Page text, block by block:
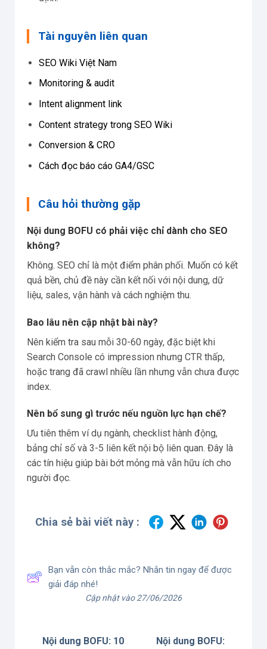
Tài nguyên liên quan
SEO Wiki Việt Nam
Monitoring & audit
Intent alignment link
Content strategy trong SEO Wiki
Conversion & CRO
Cách đọc báo cáo GA4/GSC
Câu hỏi thường gặp
Nội dung BOFU có phải việc chỉ dành cho SEO
không?
Không. SEO chỉ là một điểm phân phối. Muốn có kết
quả bền, chủ đề này cần kết nối với nội dung, dữ
liệu, sales, vận hành và cách nghiệm thu.
Bao lâu nên cập nhật bài này?
Nên kiểm tra sau mỗi 30-60 ngày, đặc biệt khi
Search Console có impression nhưng CTR thấp,
hoặc trang đã crawl nhiều lần nhưng vẫn chưa được
index.
Nên bổ sung gì trước nếu nguồn lực hạn chế?
Ưu tiên thêm ví dụ ngành, checklist hành động,
bảng chỉ số và 3-5 liên kết nội bộ liên quan. Đây là
các tín hiệu giúp bài bớt mỏng mà vẫn hữu ích cho
người đọc.
Chia sẻ bài viết này :
Bạn vẫn còn thắc mắc? Nhắn tin ngay để được
giải đáp nhé!
Cập nhật vào 27/06/2026
Nội dung BOFU: 10
Nội dung BOFU: